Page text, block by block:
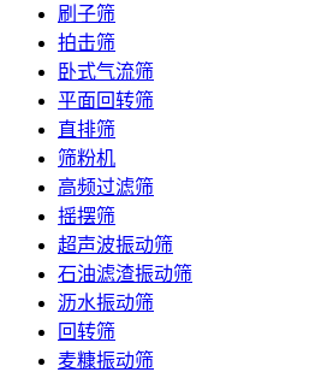
刷子筛
拍击筛
卧式气流筛
平面回转筛
直排筛
筛粉机
高频过滤筛
摇摆筛
超声波振动筛
石油滤渣振动筛
沥水振动筛
回转筛
麦糠振动筛